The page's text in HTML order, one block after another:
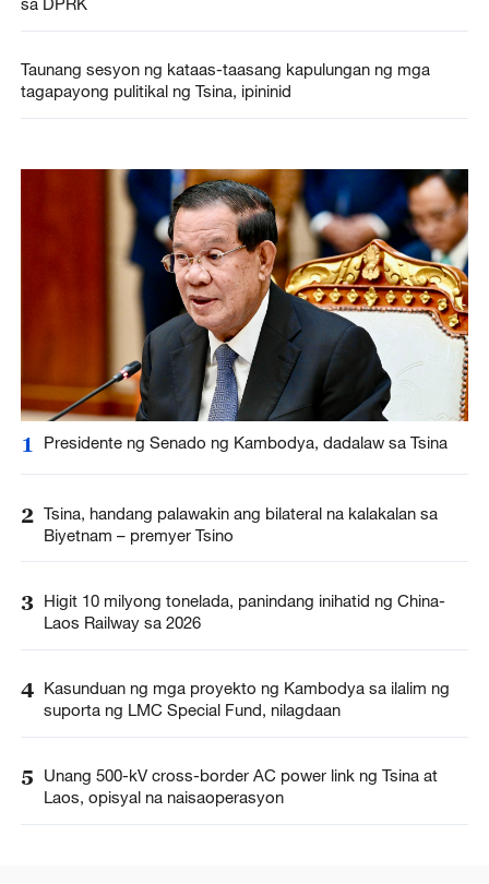
Taunang sesyon ng kataas-taasang kapulungan ng mga
tagapayong pulitikal ng Tsina, ipininid
1 Presidente ng Senado ng Kambodya, dadalaw sa Tsina
2 Tsina, handang palawakin ang bilateral na kalakalan sa
Biyetnam – premyer Tsino
3 Higit 10 milyong tonelada, panindang inihatid ng China-
Laos Railway sa 2026
4 Kasunduan ng mga proyekto ng Kambodya sa ilalim ng
suporta ng LMC Special Fund, nilagdaan
5
Unang 500-kV cross-border AC power link ng Tsina at
Laos, opisyal na naisaoperasyon